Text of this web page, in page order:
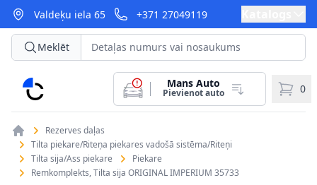
Valdeķu iela 65 +371 27049119
CarParts
Meklēt
Mans Auto
Pievienot auto 0
Rezerves daļas
Tilta piekare/Riteņa piekares vadošā sistēma/Riteņi
Tilta sija/Ass piekare
Piekare
Remkomplekts, Tilta sija ORIGINAL IMPERIUM 35733